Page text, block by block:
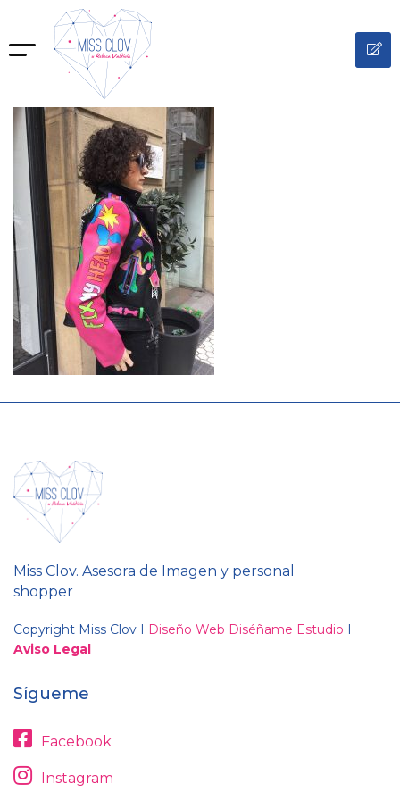
Miss Clov. Asesora de Imagen y personal
shopper
Copyright Miss Clov I Diseño Web Diséñame Estudio I
Aviso Legal
Sígueme
Facebook
Instagram